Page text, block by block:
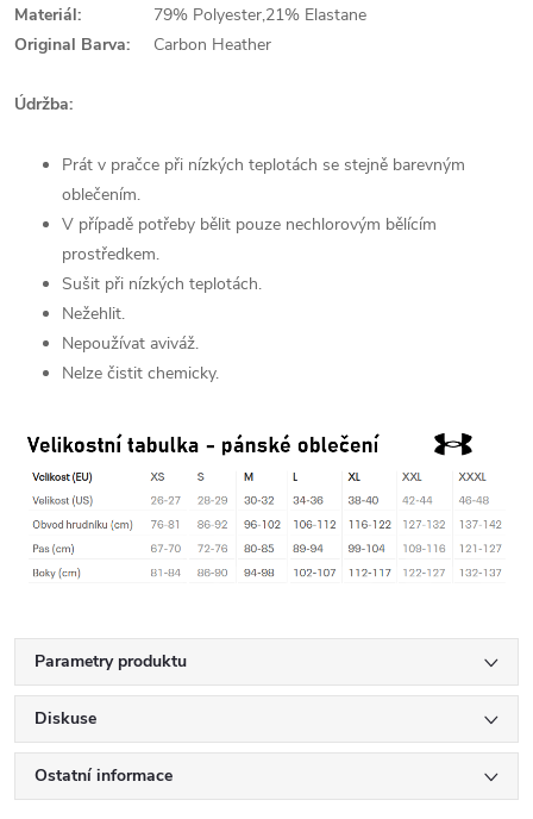
Materiál:
79% Polyester,21% Elastane
Original Barva:
Carbon Heather
Údržba:
Prát v pračce při nízkých teplotách se stejně barevným
oblečením.
V případě potřeby bělit pouze nechlorovým bělícím
prostředkem.
Sušit při nízkých teplotách.
Nežehlit.
Nepoužívat aviváž.
Nelze čistit chemicky.
Parametry produktu
Diskuse
Ostatní informace